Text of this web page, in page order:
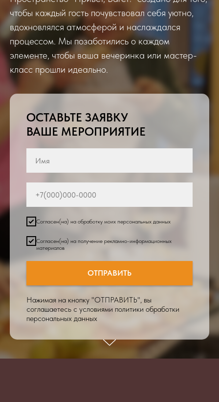
чтобы каждый гость почувствовал себя уютно,
вдохновлялся атмосферой и наслаждался
процессом. Мы позаботились о каждом
элементе, чтобы ваша вечеринка или мастер-
класс прошли идеально.
ОСТАВЬТЕ ЗАЯВКУ
ВАШЕ МЕРОПРИЯТИЕ
Согласен(на) на обработку моих персональных данных
Согласен(на) на получение рекламно-информационных
материалов
ОТПРАВИТЬ
Нажимая на кнопку "ОТПРАВИТЬ", вы
соглашаетесь с условиями политики обработки
персональных данных